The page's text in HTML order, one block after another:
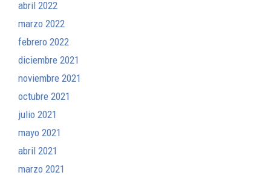
abril 2022
marzo 2022
febrero 2022
diciembre 2021
noviembre 2021
octubre 2021
julio 2021
mayo 2021
abril 2021
marzo 2021